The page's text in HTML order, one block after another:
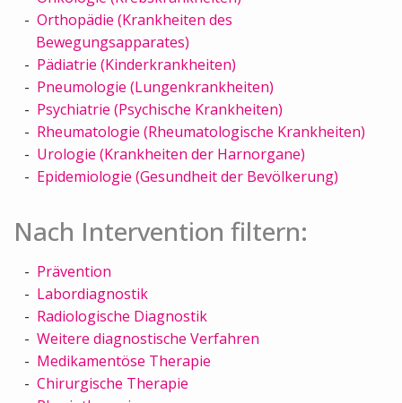
Orthopädie (Krankheiten des
Bewegungsapparates)
Pädiatrie (Kinderkrankheiten)
Pneumologie (Lungenkrankheiten)
Psychiatrie (Psychische Krankheiten)
Rheumatologie (Rheumatologische Krankheiten)
Urologie (Krankheiten der Harnorgane)
Epidemiologie (Gesundheit der Bevölkerung)
Nach Intervention filtern:
Prävention
Labordiagnostik
Radiologische Diagnostik
Weitere diagnostische Verfahren
Medikamentöse Therapie
Chirurgische Therapie